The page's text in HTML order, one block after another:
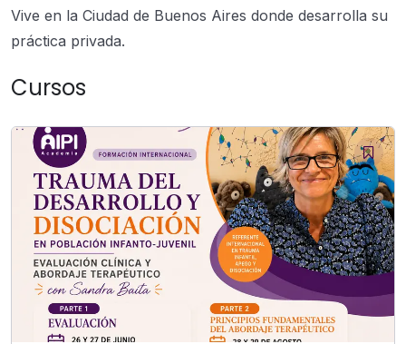
Vive en la Ciudad de Buenos Aires donde desarrolla su
práctica privada.
Cursos